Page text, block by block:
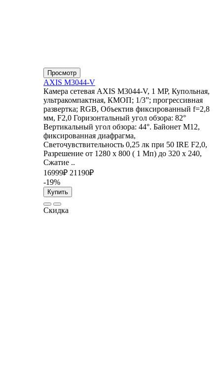
Просмотр
AXIS M3044-V
Камера сетевая AXIS M3044-V, 1 MP, Купольная,
ультракомпактная, КМОП; 1/3”; прогрессивная
развертка; RGB, Объектив фиксированный f=2,8
мм, F2,0 Горизонтальный угол обзора: 82°
Вертикальный угол обзора: 44°. Байонет М12,
фиксированная диафрагма,
Светочувствительность 0,25 лк при 50 IRE F2,0,
Разрешение от 1280 x 800 ( 1 Мп) до 320 x 240,
Сжатие ..
16999₽ 21190₽
-19%
Купить
Скидка